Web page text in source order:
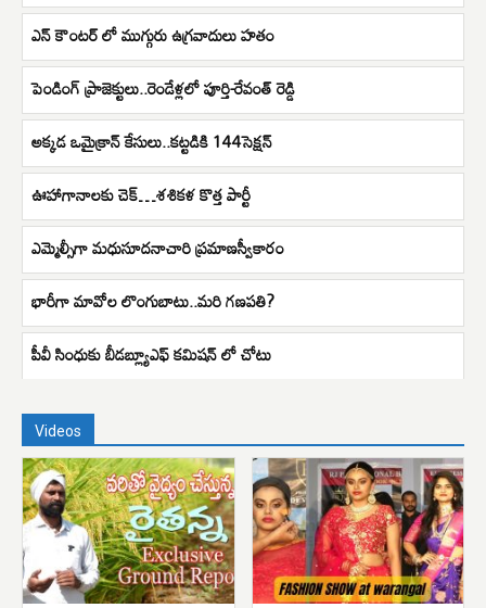
ఎన్ కౌంటర్ లో ముగ్గురు ఉగ్రవాదులు హతం
పెండింగ్ ప్రాజెక్టులు..రెండేళ్లలో పూర్తి-రేవంత్ రెడ్డి
అక్కడ ఒమైక్రాన్ కేసులు..కట్టడికి 144సెక్షన్
ఊహాగానాలకు చెక్…శశికళ కొత్త పార్టీ
ఎమ్మెల్సీగా మధుసూదనాచారి ప్రమాణస్వీకారం
భారీగా మావోల లొంగుబాటు..మరి గణపతి?
పీవీ సింధుకు బీడబ్ల్యూఎఫ్ కమిషన్ లో చోటు
Videos